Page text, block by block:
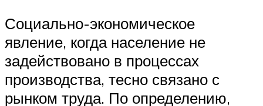
Социально-экономическое
явление, когда население не
задействовано в процессах
производства, тесно связано с
рынком труда. По определению,